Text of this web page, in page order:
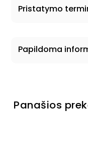
Pristatymo
Papildoma
Panašios